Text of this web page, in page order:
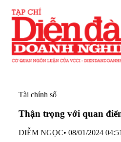
Tài chính số
Thận trọng với quan
DIỄM NGỌC• 08/01/2024 04:51